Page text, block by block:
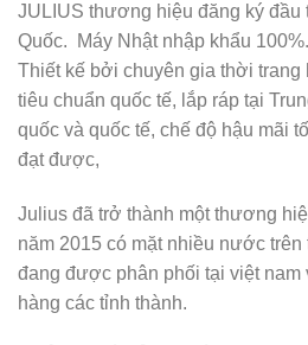
JULIUS thương hiệu đăng ký đầu
Quốc. Máy Nhật nhập khẩu
Thiết kế bởi chuyên gia thời trang
tiêu chuẩn quốc tế, lắp ráp tại
quốc và quốc tế, chế độ hậu mãi
đạt được,
Julius đã trở thành một thương
năm 2015 có mặt nhiều nước
đang được phân phối tại việt nam
hàng các tỉnh thành.